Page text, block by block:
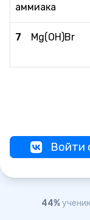
аммиака
7 Mg(OH)Br
Войти
44%